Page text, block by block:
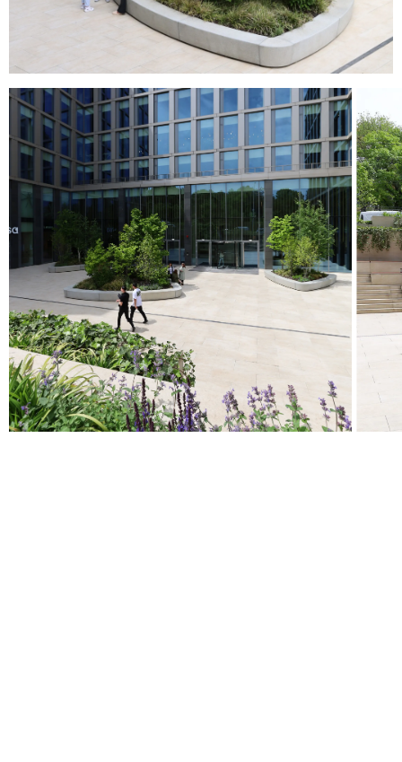
© 2026 ESCOFET 1886 S.A.